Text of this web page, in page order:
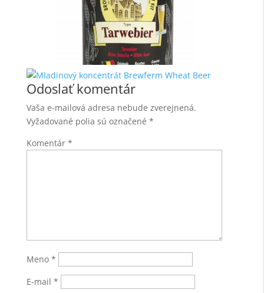
Odoslať komentár
Vaša e-mailová adresa nebude zverejnená.
Vyžadované polia sú označené *
Komentár *
Meno *
E-mail *